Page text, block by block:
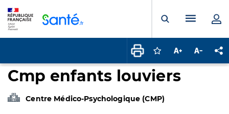
Ouvrir laMenu
Connectez-vous
Augmenter la
Cmp enfants louviers
Centre Médico-Psychologique (CMP)